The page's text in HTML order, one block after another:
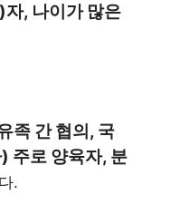
, 나이가 많은
족 간 협의, 국
주로 양육자, 분
.